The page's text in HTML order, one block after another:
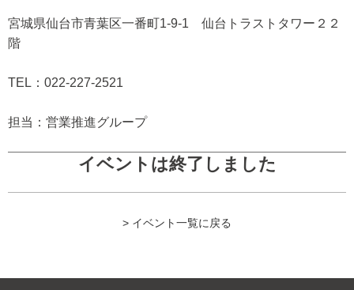
宮城県仙台市青葉区一番町1-9-1 仙台トラストタワー２２
階
TEL：022-227-2521
担当：営業推進グループ
イベントは終了しました
> イベント一覧に戻る